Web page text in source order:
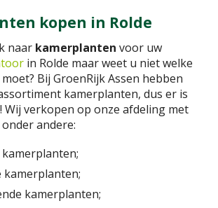
kopen in Rolde
naar kamerplanten voor uw
in Rolde maar weet u niet welke
Bij GroenRijk Assen hebben
kamerplanten, dus er is
Wij verkopen op onze afdeling met
andere:
kamerplanten;
kamerplanten;